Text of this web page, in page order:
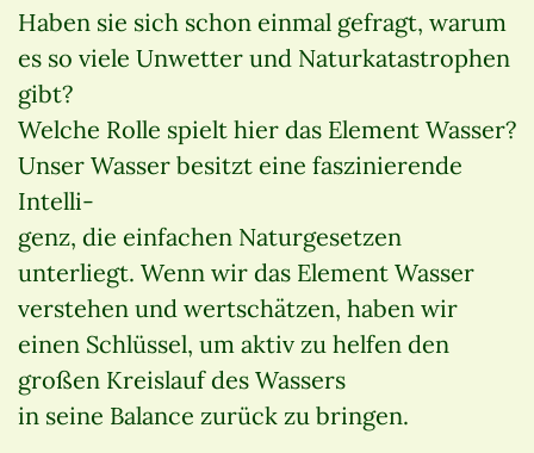
Haben sie sich schon einmal gefragt, warum
es so viele Unwetter und Naturkatastrophen
gibt?
Welche Rolle spielt hier das Element Wasser?
Unser Wasser besitzt eine faszinierende
Intelli-
genz, die einfachen Naturgesetzen
unterliegt. Wenn wir das Element Wasser
verstehen und wertschätzen, haben wir
einen Schlüssel, um aktiv zu helfen den
großen Kreislauf des Wassers
in seine Balance zurück zu bringen.